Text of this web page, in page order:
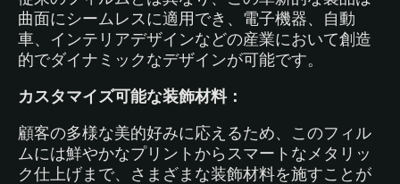
曲面にシームレスに適用でき、電子機器、自動
車、インテリアデザインなどの産業において創造
的でダイナミックなデザインが可能です。
カスタマイズ可能な装飾材料：
顧客の多様な美的好みに応えるため、このフィル
ムには鮮やかなプリントからスマートなメタリッ
ク仕上げまで、さまざまな装飾材料を施すことが